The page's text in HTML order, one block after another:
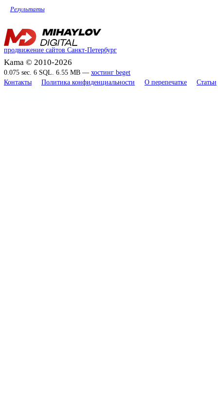
Результаты
продвижение сайтов Санкт-Петербург
Kama © 2010-2026
0.075 sec. 6 SQL. 6.55 MB — хостинг beget
Контакты
Политика конфиденциальности О перепечатке Статьи